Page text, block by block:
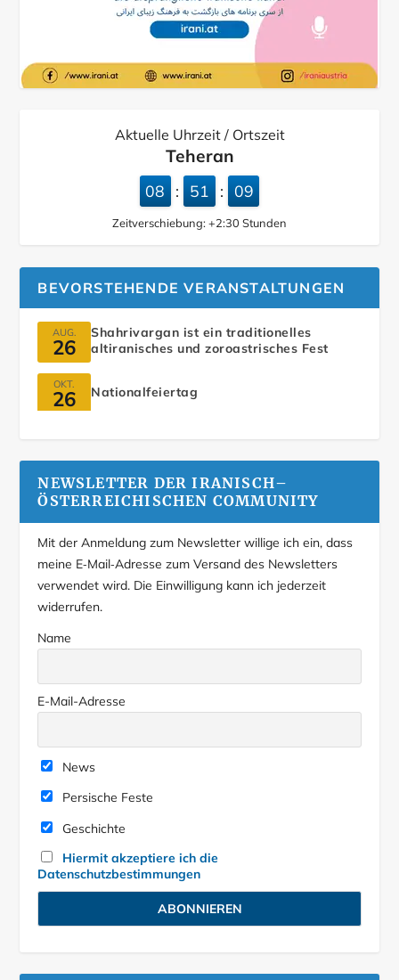
Aktuelle Uhrzeit / Ortszeit
Teheran
08 : 51 : 10
Zeitverschiebung: +2:30 Stunden
BEVORSTEHENDE VERANSTALTUNGEN
AUG.
26
Shahrivargan ist ein traditionelles
altiranisches und zoroastrisches Fest
OKT.
26 Nationalfeiertag
NEWSLETTER DER IRANISCH–
ÖSTERREICHISCHEN COMMUNITY
Mit der Anmeldung zum Newsletter willige ich ein, dass
meine E‑Mail‑Adresse zum Versand des Newsletters
verwendet wird. Die Einwilligung kann ich jederzeit
widerrufen.
Name
E-Mail-Adresse
News
Persische Feste
Geschichte
Hiermit akzeptiere ich die
Datenschutzbestimmungen